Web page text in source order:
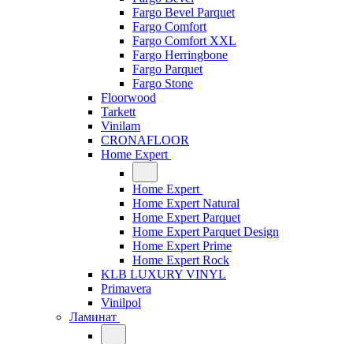
Fargo Bevel Parquet
Fargo Comfort
Fargo Comfort XXL
Fargo Herringbone
Fargo Parquet
Fargo Stone
Floorwood
Tarkett
Vinilam
CRONAFLOOR
Home Expert
Home Expert
Home Expert Natural
Home Expert Parquet
Home Expert Parquet Design
Home Expert Prime
Home Expert Rock
KLB LUXURY VINYL
Primavera
Vinilpol
Ламинат